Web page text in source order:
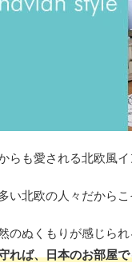
らも愛される北欧風イ
い北欧の人々だから
のぬくもりが感じられ
れば、日本のお部屋